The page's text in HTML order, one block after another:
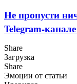
Не пропусти
Telegram-
Share
Загрузка
Share
Эмоции от статьи